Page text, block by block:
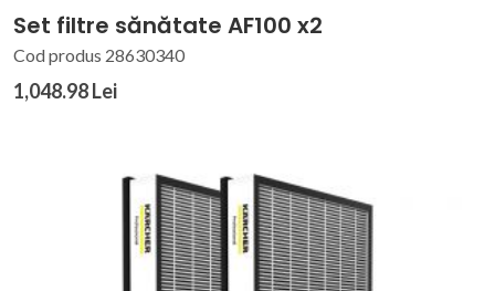
Set filtre sănătate AF100 x2
Cod produs 28630340
1,048.98 Lei